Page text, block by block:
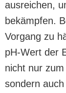
ausreichen,
bekämpfen.
Vorgang zu
pH-Wert der
nicht nur
sondern